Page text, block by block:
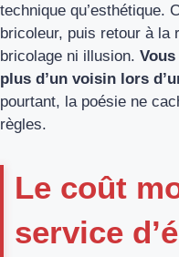
technique qu’esthétique.
bricoleur, puis retour à la
bricolage ni illusion.
plus d’un voisin lors
pourtant, la poésie ne
règles.
Le coût
service